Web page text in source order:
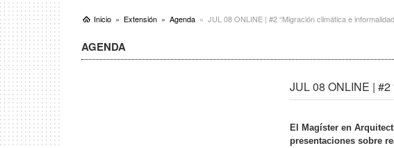
Inicio Extensión Agenda JUL 08 ONLINE | #2 “Migración climática e
AGENDA
JUL 08 ONLINE | #2
El Magíster en
presentaciones sobre